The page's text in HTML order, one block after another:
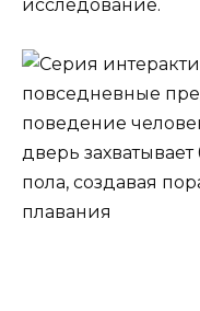
исследование.
дверь
пола, создавая
плавания